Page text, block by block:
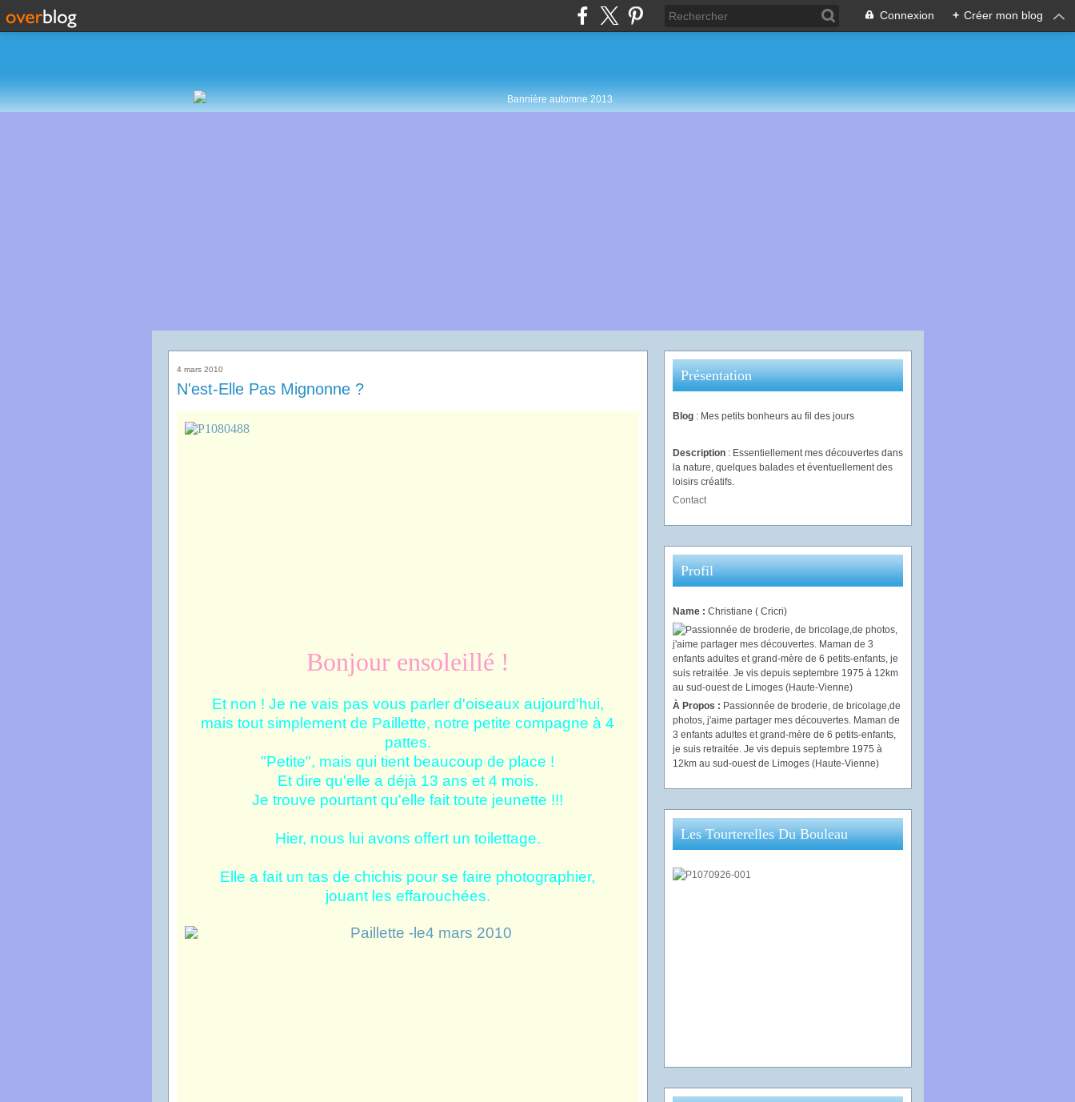
Connexion + Créer mon blog
4 mars 2010
N'est-Elle Pas Mignonne ?
Bonjour ensoleillé !
Et non ! Je ne vais pas vous parler d'oiseaux aujourd'hui,
mais tout simplement de Paillette, notre petite compagne à 4
pattes.
"Petite", mais qui tient beaucoup de place !
Et dire qu'elle a déjà 13 ans et 4 mois.
Je trouve pourtant qu'elle fait toute jeunette !!!
Hier, nous lui avons offert un toilettage.
Elle a fait un tas de chichis pour se faire photographier,
jouant les effarouchées.
Présentation
Blog : Mes petits bonheurs au fil des jours
Description : Essentiellement mes découvertes dans
la nature, quelques balades et éventuellement des
loisirs créatifs.
Contact
Profil
Name : Christiane ( Cricri)
À Propos : Passionnée de broderie, de bricolage,de
photos, j'aime partager mes découvertes. Maman de
3 enfants adultes et grand-mère de 6 petits-enfants,
je suis retraitée. Je vis depuis septembre 1975 à
12km au sud-ouest de Limoges (Haute-Vienne)
Les Tourterelles Du Bouleau